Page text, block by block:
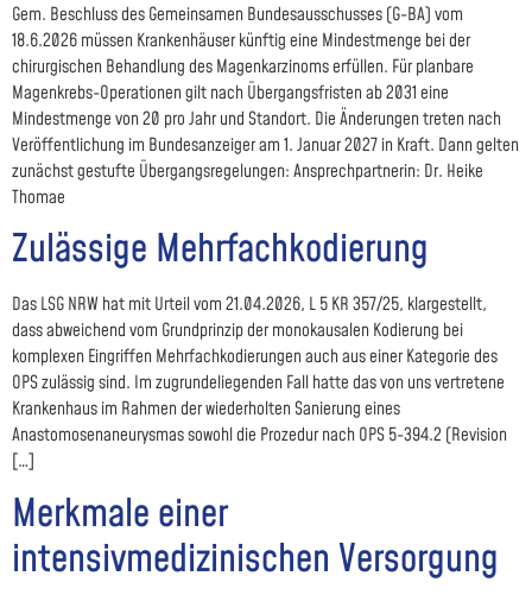
Gem. Beschluss des Gemeinsamen Bundesausschusses (G-BA) vom
18.6.2026 müssen Krankenhäuser künftig eine Mindestmenge bei der
chirurgischen Behandlung des Magenkarzinoms erfüllen. Für planbare
Magenkrebs-Operationen gilt nach Übergangsfristen ab 2031 eine
Mindestmenge von 20 pro Jahr und Standort. Die Änderungen treten nach
Veröffentlichung im Bundesanzeiger am 1. Januar 2027 in Kraft. Dann gelten
zunächst gestufte Übergangsregelungen: Ansprechpartnerin: Dr. Heike
Thomae
Zulässige Mehrfachkodierung
Das LSG NRW hat mit Urteil vom 21.04.2026, L 5 KR 357/25, klargestellt,
dass abweichend vom Grundprinzip der monokausalen Kodierung bei
komplexen Eingriffen Mehrfachkodierungen auch aus einer Kategorie des
OPS zulässig sind. Im zugrundeliegenden Fall hatte das von uns vertretene
Krankenhaus im Rahmen der wiederholten Sanierung eines
Anastomosenaneurysmas sowohl die Prozedur nach OPS 5-394.2 (Revision
[…]
Merkmale einer
intensivmedizinischen Versorgung